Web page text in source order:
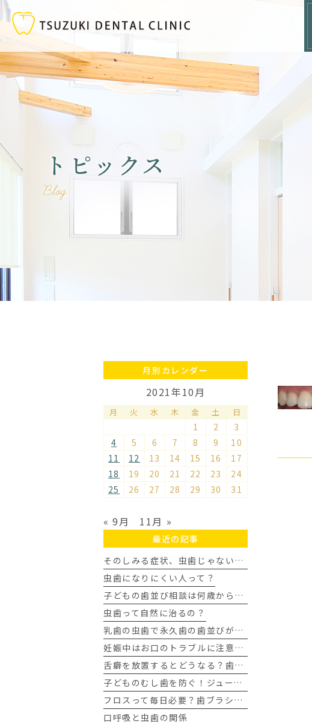
トピックス
Blog
月別カレンダー
2021年10月
月 火 水 木 金 土 日
1 2
3
4
5 6 7 8 9
10
11
12 13 14 15 16
17
18
19 20 21 22 23
24
25
26 27 28 29 30 31
« 9月 11月 »
最近の記事
そのしみる症状、虫歯じゃないかも？知覚過敏について
虫歯になりにくい人って？
子どもの歯並び相談は何歳から？歯科医師が教える受診タイミングの目安
虫歯って自然に治るの？
乳歯の虫歯で永久歯の歯並びがガタガタに？ママの不安に歯科医が回答
妊娠中はお口のトラブルに注意！今日からできる虫歯・歯周病予防
舌癖を放置するとどうなる？歯並びや顎への影響を歯科医師が解説
子どものむし歯を防ぐ！ジュース飲み過ぎの3つの対策｜豊田市
フロスって毎日必要？歯ブラシだけでは落とせない汚れとは
口呼吸と虫歯の関係